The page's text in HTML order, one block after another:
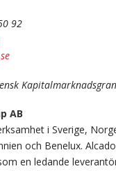
92
AB
i Sverige,
och Benelux.
en ledande